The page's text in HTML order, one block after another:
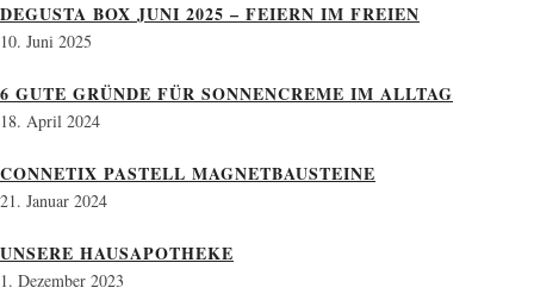
DEGUSTA BOX JUNI 2025 – FEIERN IM FREIEN
10. Juni 2025
6 GUTE GRÜNDE FÜR SONNENCREME IM ALLTAG
18. April 2024
CONNETIX PASTELL MAGNETBAUSTEINE
21. Januar 2024
UNSERE HAUSAPOTHEKE
1. Dezember 2023